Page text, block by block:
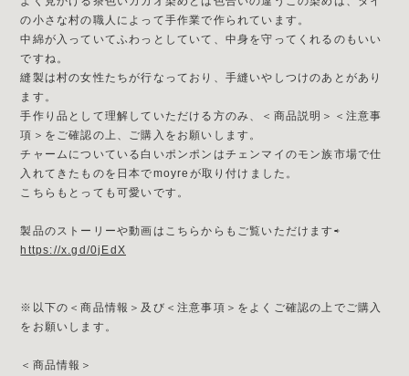
の小さな村の職人によって手作業で作られています。
中綿が入っていてふわっとしていて、中身を守ってくれるのもいい
ですね。
縫製は村の女性たちが行なっており、手縫いやしつけのあとがあり
ます。
手作り品として理解していただける方のみ、＜商品説明＞＜注意事
項＞をご確認の上、ご購入をお願いします。
チャームについている白いポンポンはチェンマイのモン族市場で仕
入れてきたものを日本でmoyreが取り付けました。
こちらもとっても可愛いです。
製品のストーリーや動画はこちらからもご覧いただけます⇨
https://x.gd/0jEdX
※以下の＜商品情報＞及び＜注意事項＞をよくご確認の上でご購入
をお願いします。
＜商品情報＞